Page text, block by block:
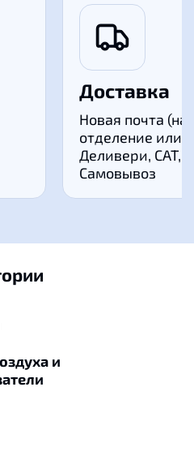
Доставка
Новая почта (на
отделение или
Деливери, САТ,
Самовывоз
и